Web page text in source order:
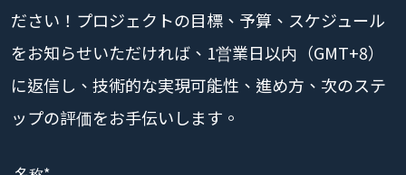
ださい！プロジェクトの目標、予算、スケジュール
をお知らせいただければ、1営業日以内（GMT+8）
に返信し、技術的な実現可能性、進め方、次のステ
ップの評価をお手伝いします。